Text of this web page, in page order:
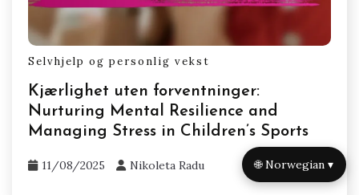
fokus og redusere angst, noe som til slutt fører
til bedre idrettsprestasjoner og personlig
utvikling.
Related Posts
🌐 Norwegian ▾